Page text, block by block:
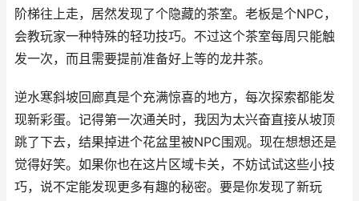
阶梯往上走，居然发现了个隐藏的茶室。老板是个NPC，
会教玩家一种特殊的轻功技巧。不过这个茶室每周只能触
发一次，而且需要提前准备好上等的龙井茶。
逆水寒斜坡回廊真是个充满惊喜的地方，每次探索都能发
现新彩蛋。记得第一次通关时，我因为太兴奋直接从坡顶
跳了下去，结果掉进个花盆里被NPC围观。现在想想还是
觉得好笑。如果你也在这片区域卡关，不妨试试这些小技
巧，说不定能发现更多有趣的秘密。要是你发现了新玩